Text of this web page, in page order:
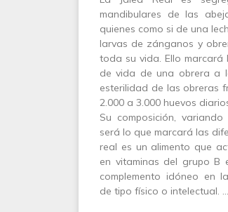
mandibulares de las
quienes como si de una
larvas de zánganos y
toda su vida. Ello marcará
de vida de una obrera a
esterilidad de las obreras
2.000 a 3.000 huevos
Su composición,
será lo que marcará las
real es un alimento que
en vitaminas del grupo B
complemento idóneo en
de tipo físico o intelectual. …